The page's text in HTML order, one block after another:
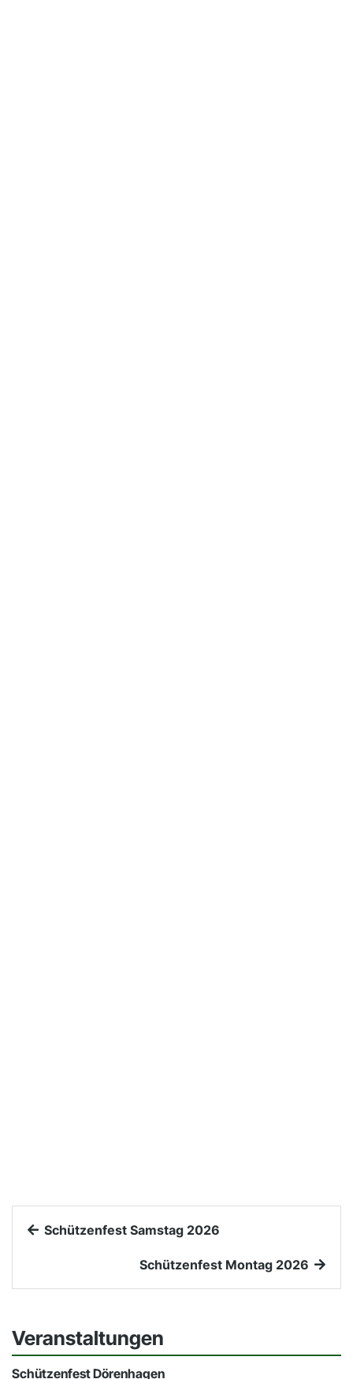
Schützenfest Samstag 2026
Schützenfest Montag 2026
Veranstaltungen
Schützenfest Dörenhagen